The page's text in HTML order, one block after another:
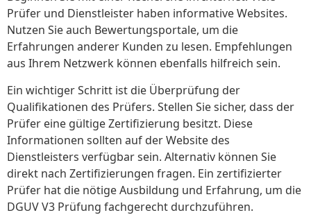
Prüfer und Dienstleister haben informative Websites.
Nutzen Sie auch Bewertungsportale, um die
Erfahrungen anderer Kunden zu lesen. Empfehlungen
aus Ihrem Netzwerk können ebenfalls hilfreich sein.
Ein wichtiger Schritt ist die Überprüfung der
Qualifikationen des Prüfers. Stellen Sie sicher, dass der
Prüfer eine gültige Zertifizierung besitzt. Diese
Informationen sollten auf der Website des
Dienstleisters verfügbar sein. Alternativ können Sie
direkt nach Zertifizierungen fragen. Ein zertifizierter
Prüfer hat die nötige Ausbildung und Erfahrung, um die
DGUV V3 Prüfung fachgerecht durchzuführen.